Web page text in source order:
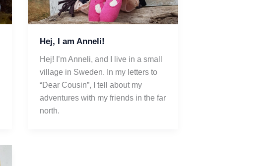
Hej, I am Anneli!
Hej! I’m Anneli, and I live in a small
village in Sweden. In my letters to
“Dear Cousin”, I tell about my
adventures with my friends in the far
north.